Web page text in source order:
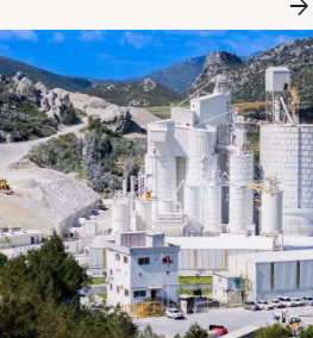
arrow_forward